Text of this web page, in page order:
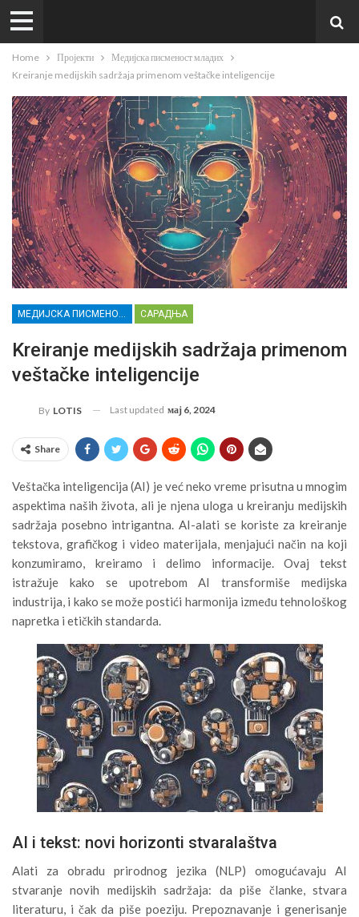
Home Пројекти
Медијска писменост младих
Kreiranje medijskih sadržaja primenom veštačke inteligencije
САРАДЊА
Kreiranje medijskih sadržaja primenom
veštačke inteligencije
By LOTIS Last updated мај 6, 2024
Share
Veštačka inteligencija (AI) je već neko vreme prisutna u mnogim
aspektima naših života, ali je njena uloga u kreiranju medijskih
sadržaja posebno intrigantna. AI-alati se koriste za kreiranje
tekstova, grafičkog i video materijala, menjajući način na koji
konzumiramo, kreiramo i delimo informacije. Ovaj tekst
istražuje kako se upotrebom AI transformiše medijska
industrija, i kako se može postići harmonija između tehnološkog
napretka i etičkih standarda.
AI i tekst: novi horizonti stvaralaštva
Alati za obradu prirodnog jezika (NLP) omogućavaju AI
stvaranje novih medijskih sadržaja: da piše članke, stvara
literaturu, i čak da piše poeziju. Prepoznavanje i generisanje